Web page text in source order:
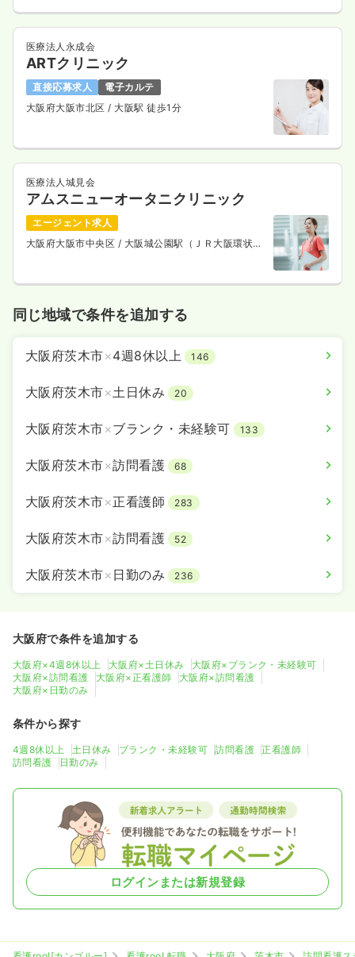
医療法人永成会
ARTクリニック
直接応募求人
電子カルテ
大阪府大阪市北区/ 大阪駅 徒歩1分
医療法人城見会
アムスニューオータニクリニック
エージェント求人
大阪府大阪市中央区 / 大阪城公園駅（ＪＲ大阪環状
同じ地域で条件を追加する
大阪府茨木市×4週8休以上 146
大阪府茨木市×土日休み 20
大阪府茨木市×ブランク・未経験可 133
大阪府茨木市×訪問看護 68
大阪府茨木市×正看護師 283
大阪府茨木市×訪問看護 52
大阪府茨木市× 日勤のみ 236
大阪府で条件を追加する
大阪府×4週8休以上 大阪府×土日休み
大阪府×ブランク・未経験可
大阪府×訪問看護
大阪府×正看護師
大阪府×訪問看護
大阪府×日勤のみ
条件から探す
4週8休以上 土日休み ブランク・未経験可 訪問看護
正看護師
訪問看護
日勤のみ
ログインまたは新規登録